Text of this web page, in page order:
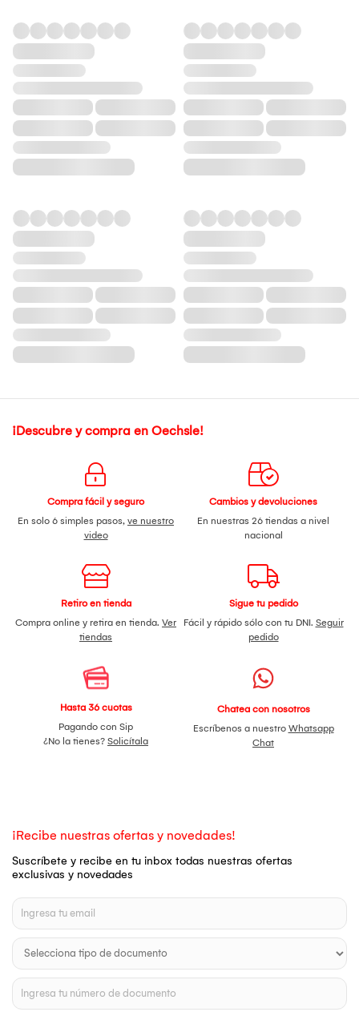
¡Descubre y compra en Oechsle!
Compra fácil y seguro
En solo 6 simples pasos, ve nuestro
video
Cambios y devoluciones
En nuestras 26 tiendas a nivel
nacional
Retiro en tienda
Compra online y retira en tienda. Ver
tiendas
Sigue tu pedido
Fácil y rápido sólo con tu DNI. Seguir
pedido
Hasta 36 cuotas
Pagando con Sip
¿No la tienes? Solicítala
Chatea con nosotros
Escríbenos a nuestro Whatsapp
Chat
¡Recibe nuestras ofertas y novedades!
Suscríbete y recibe en tu inbox todas nuestras ofertas
exclusivas y novedades